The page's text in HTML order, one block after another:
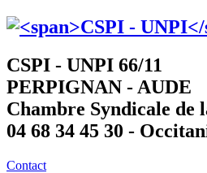
CSPI - UNPI 66/11
PERPIGNAN - AUDE
Chambre Syndicale
04 68 34 45 30 -
Contact